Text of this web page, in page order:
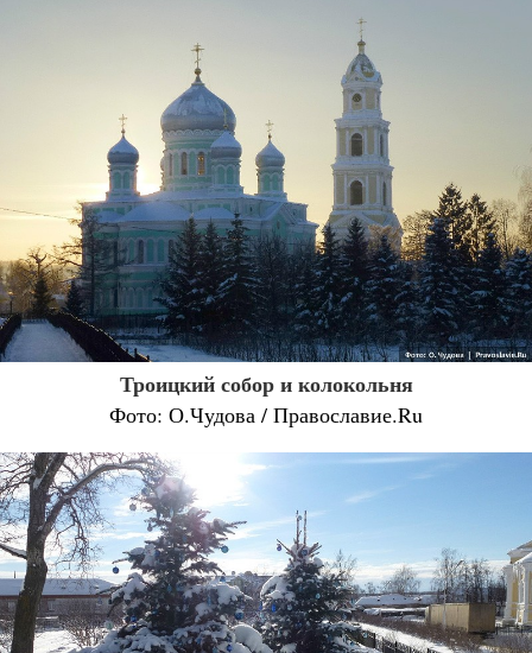
Троицкий собор и колокольня
Фото: О.Чудова / Православие.Ru